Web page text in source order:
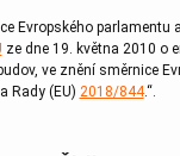
Evropského parlamentu
ze dne 19. května 2010 o
ve znění směrnice
Rady (EU) 2018/844.“.